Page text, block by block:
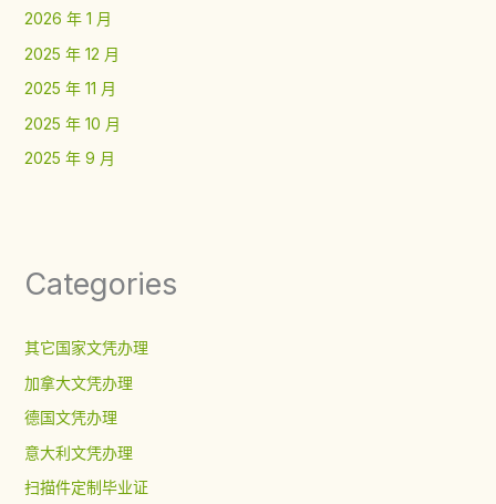
2026 年 1 月
2025 年 12 月
2025 年 11 月
2025 年 10 月
2025 年 9 月
Categories
其它国家文凭办理
加拿大文凭办理
德国文凭办理
意大利文凭办理
扫描件定制毕业证